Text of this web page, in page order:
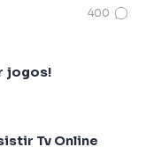
jogos!
Tv Online